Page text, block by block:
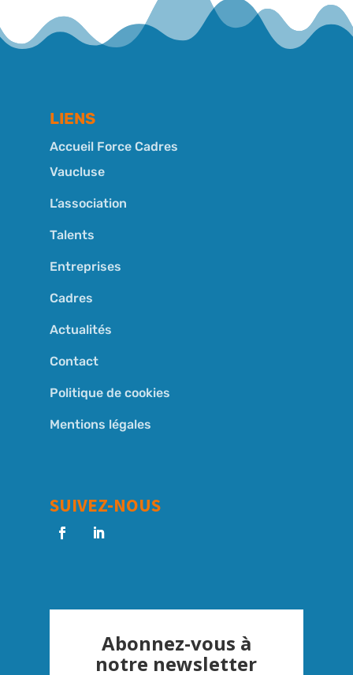
LIENS
Accueil Force Cadres
Vaucluse
L’association
Talents
Entreprises
Cadres
Actualités
Contact
Politique de cookies
Mentions légales
SUIVEZ-NOUS
Abonnez-vous à
notre newsletter